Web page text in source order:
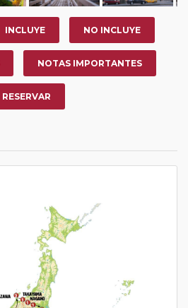
INCLUYE NO INCLUYE
NOTAS IMPORTANTES
RESERVAR